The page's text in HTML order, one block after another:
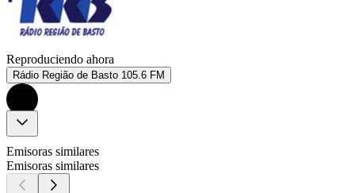
Reproduciendo ahora
Rádio Região de Basto 105.6 FM
Emisoras similares
Emisoras similares